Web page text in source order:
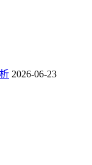
2026-06-23